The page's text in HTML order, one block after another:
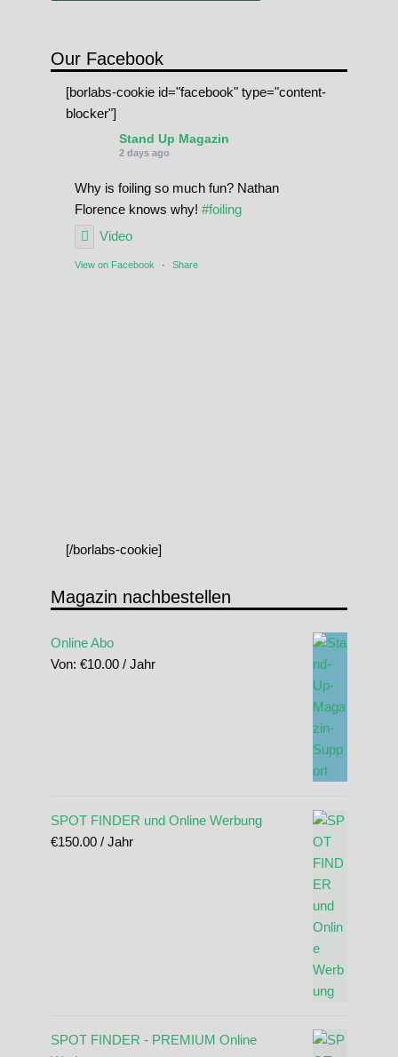
Our Facebook
[borlabs-cookie id="facebook" type="content-
blocker"]
Stand Up Magazin
2 days ago
Why is foiling so much fun? Nathan
Florence knows why! #foiling
Video
View on Facebook · Share
[/borlabs-cookie]
Magazin nachbestellen
Online Abo
Von: €10.00 / Jahr
SPOT FINDER und Online Werbung
€150.00 / Jahr
SPOT FINDER - PREMIUM Online